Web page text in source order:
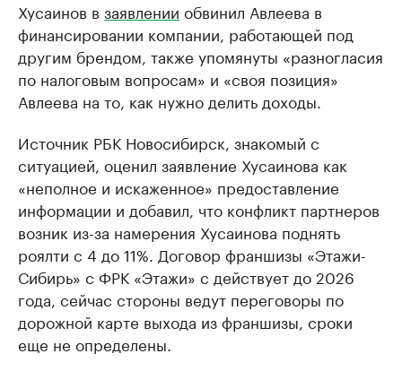
Хусаинов в заявлении обвинил Авлеева в
финансировании компании, работающей под
другим брендом, также упомянуты «разногласия
по налоговым вопросам» и «своя позиция»
Авлеева на то, как нужно делить доходы.
Источник РБК Новосибирск, знакомый с
ситуацией, оценил заявление Хусаинова как
«неполное и искаженное» предоставление
информации и добавил, что конфликт партнеров
возник из-за намерения Хусаинова поднять
роялти с 4 до 11%. Договор франшизы «Этажи-
Сибирь» с ФРК «Этажи» с действует до 2026
года, сейчас стороны ведут переговоры по
дорожной карте выхода из франшизы, сроки
еще не определены.